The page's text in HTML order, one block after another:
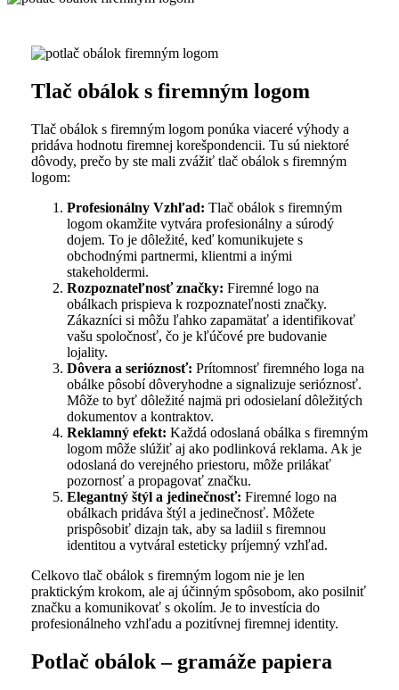
Tlač obálok s firemným logom
Tlač obálok s firemným logom ponúka viaceré výhody a
pridáva hodnotu firemnej korešpondencii. Tu sú niektoré
dôvody, prečo by ste mali zvážiť tlač obálok s firemným
logom:
Profesionálny Vzhľad: Tlač obálok s firemným
logom okamžite vytvára profesionálny a súrodý
dojem. To je dôležité, keď komunikujete s
obchodnými partnermi, klientmi a inými
stakeholdermi.
Rozpoznateľnosť značky: Firemné logo na
obálkach prispieva k rozpoznateľnosti značky.
Zákazníci si môžu ľahko zapamätať a identifikovať
vašu spoločnosť, čo je kľúčové pre budovanie
lojality.
Dôvera a serióznosť: Prítomnosť firemného loga na
obálke pôsobí dôveryhodne a signalizuje serióznosť.
Môže to byť dôležité najmä pri odosielaní dôležitých
dokumentov a kontraktov.
Reklamný efekt: Každá odoslaná obálka s firemným
logom môže slúžiť aj ako podlinková reklama. Ak je
odoslaná do verejného priestoru, môže prilákať
pozornosť a propagovať značku.
Elegantný štýl a jedinečnosť: Firemné logo na
obálkach pridáva štýl a jedinečnosť. Môžete
prispôsobiť dizajn tak, aby sa ladiil s firemnou
identitou a vytváral esteticky príjemný vzhľad.
Celkovo tlač obálok s firemným logom nie je len
praktickým krokom, ale aj účinným spôsobom, ako posilniť
značku a komunikovať s okolím. Je to investícia do
profesionálneho vzhľadu a pozitívnej firemnej identity.
Potlač obálok – gramáže papiera